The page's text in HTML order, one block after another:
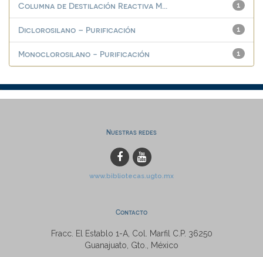
1
Columna de Destilación Reactiva M...
1
Diclorosilano – Purificación
1
Monoclorosilano - Purificación
Nuestras redes
www.bibliotecas.ugto.mx
Contacto
Fracc. El Establo 1-A, Col. Marfil C.P. 36250
Guanajuato, Gto., México